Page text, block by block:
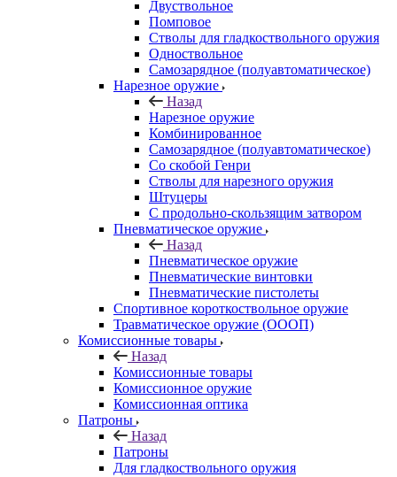
Двуствольное
Помповое
Стволы для гладкоствольного оружия
Одноствольное
Самозарядное (полуавтоматическое)
Нарезное оружие
Назад
Нарезное оружие
Комбинированное
Самозарядное (полуавтоматическое)
Со скобой Генри
Стволы для нарезного оружия
Штуцеры
С продольно-скользящим затвором
Пневматическое оружие
Назад
Пневматическое оружие
Пневматические винтовки
Пневматические пистолеты
Спортивное короткоствольное оружие
Травматическое оружие (ОООП)
Комиссионные товары
Назад
Комиссионные товары
Комиссионное оружие
Комиссионная оптика
Патроны
Назад
Патроны
Для гладкоствольного оружия